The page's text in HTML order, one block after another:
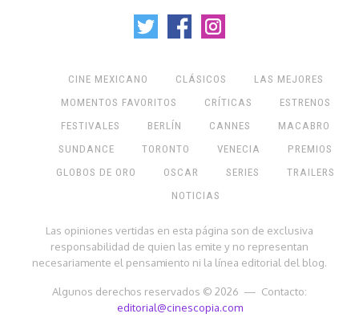
CINE MEXICANO CLÁSICOS
LAS MEJORES
MOMENTOS FAVORITOS
CRÍTICAS
ESTRENOS
FESTIVALES
BERLÍN CANNES
MACABRO
SUNDANCE
TORONTO VENECIA
PREMIOS
GLOBOS DE ORO
OSCAR SERIES
TRAILERS
NOTICIAS
Las opiniones vertidas en esta página son de exclusiva
responsabilidad de quien las emite y no representan
necesariamente el pensamiento ni la línea editorial del blog.
Algunos derechos reservados © 2026 — Contacto:
editorial@cinescopia.com